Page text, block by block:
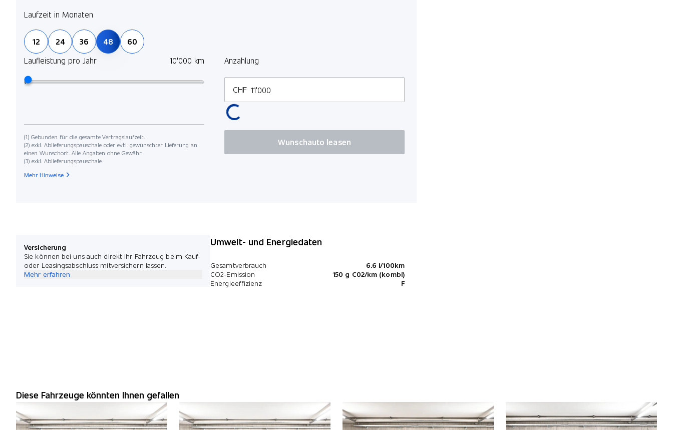
Laufzeit in Monaten
12 24 36 48
60
Laufleistung pro Jahr
10'000 km Anzahlung
CHF
(1) Gebunden für die gesamte Vertragslaufzeit.
(2) exkl. Ablieferungspauschale oder evtl. gewünschter Lieferung an
einen Wunschort. Alle Angaben ohne Gewähr.
(3) exkl. Ablieferungspauschale
Wunschauto leasen
Mehr Hinweise
Versicherung
Sie können bei uns auch direkt Ihr Fahrzeug beim Kauf-
oder Leasingsabschluss mitversichern lassen.
Mehr erfahren
Umwelt- und Energiedaten
Gesamtverbrauch
6.6 l/100km
CO2-Emission
150 g C02/km (kombi)
Energieeffizienz
F
Diese Fahrzeuge könnten Ihnen gefallen